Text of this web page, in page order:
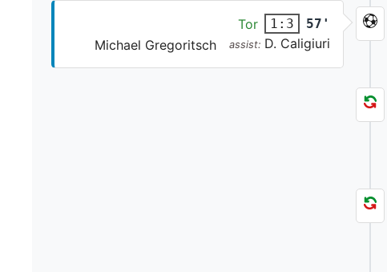
Tor 1:3 57'
Michael Gregoritsch assist: D. Caligiuri